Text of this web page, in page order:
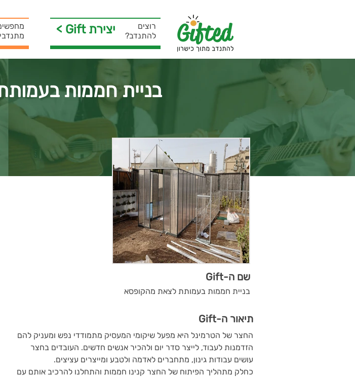
< Gift יצירת
רוצים
להתנדב?
בניית חממות
שם ה-Gift
בניית חממות בעמותת לצאת מהקופסא
תיאור ה-Gift
החצר של הטרמינל היא מפעל שיקומי המעסיק מתמודדי נפש ומעניק להם
הזדמנות לעבוד, לייצר סדר יום ולהכיר אנשים חדשים. העובדים בחצר
עושים עבודות גינון, מתחברים לאדמה ולטבע ומייצרים עציצים.
כחלק מתהליך הפיתוח של החצר קנינו חממות והתחלנו להרכיב אותם עם